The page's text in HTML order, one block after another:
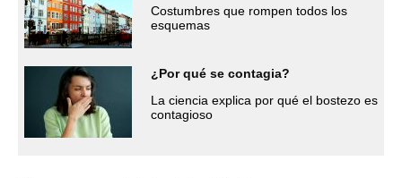
Costumbres que rompen todos los
esquemas
¿Por qué se contagia?
La ciencia explica por qué el bostezo es
contagioso